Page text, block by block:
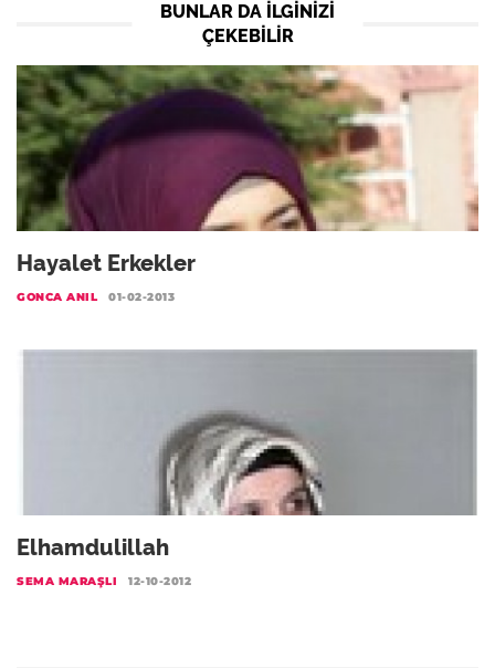
BUNLAR DA ILGINIZI
ÇEKEBILIR
Hayalet Erkekler
GONCA ANIL 01-02-2013
Elhamdulillah
SEMA MARAŞLI 12-10-2012